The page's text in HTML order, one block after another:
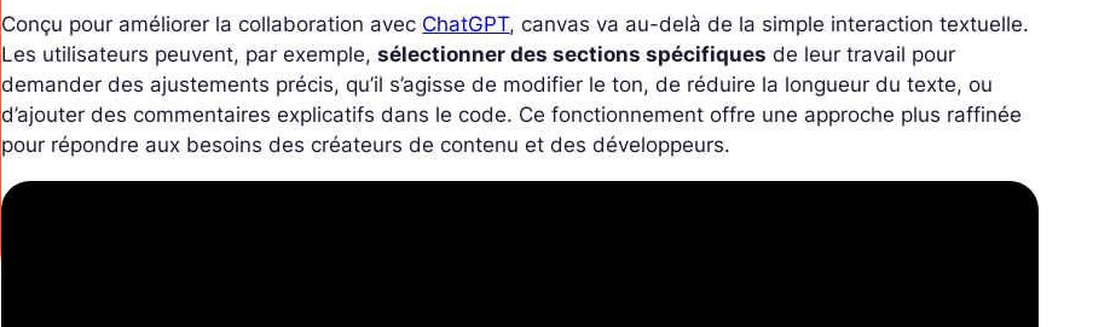
Conçu pour améliorer la collaboration avec ChatGPT, canvas va au-delà de la simple interaction textuelle.
Les utilisateurs peuvent, par exemple,sélectionner des sections spécifiques de leur travail pour
demander des ajustements précis, qu’il s’agisse de modifier le ton, de réduire la longueur du texte, ou
d’ajouter des commentaires explicatifs dans le code. Ce fonctionnement offre une approche plus raffinée
pour répondre aux besoins des créateurs de contenu et des développeurs.